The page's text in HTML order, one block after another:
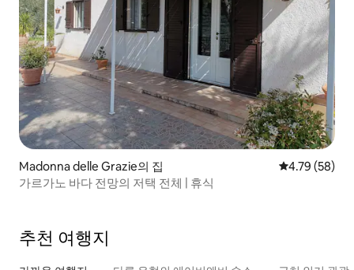
Madonna delle Grazie의 집 평점 4.79점(5
4.79 (58)
가르가노 바다 전망의 저택 전체 | 휴식
추천 여행지